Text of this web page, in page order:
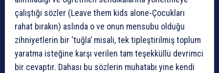
çalıştığı sözler (Leave them kids alone-Çocukları
rahat bırakın) aslında o ve onun mensubu olduğu
zihniyetlerin bir ‘tuğla’ misali, tek tipleştirilmiş toplum
yaratma isteğine karşı verilen tam teşekküllü devrimci
bir cevaptır. Dahası bu sözlerin muhatabı yine kendi